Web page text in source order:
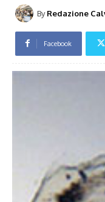
By Redazione
Facebook